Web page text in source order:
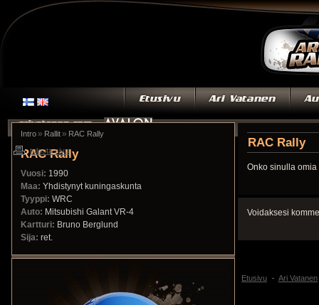
Intro » Rallit » RAC Rally
RAC Rally
Vuosi: 1990
Maa: Yhdistynyt kuningaskunta
Tyyppi: WRC
Auto: Mitsubishi Galant VR-4
Kartturi: Bruno Berglund
Sija: ret.
RAC Rally
Onko sinulla
Voidaksesi
tulosta sivu
Etusivu Ari Vatanen